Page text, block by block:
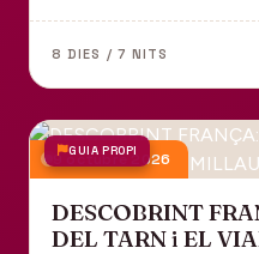
8 DIES / 7 NITS
GUIA PROPI
9 octubre 2026
DESCOBRINT
DEL TARN i EL